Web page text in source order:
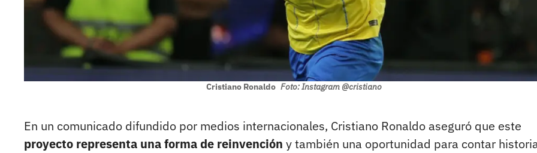
Cristiano Ronaldo Foto: Instagram @cristiano
En un comunicado difundido por medios internacionales, Cristiano Ronaldo aseguró que este
proyecto representa una forma de reinvención y también una oportunidad para contar